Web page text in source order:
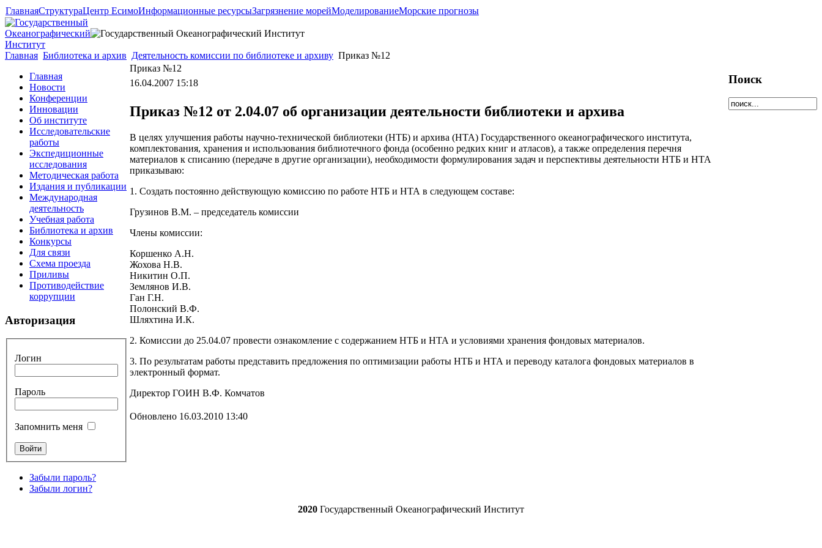
ГлавнаяСтруктураЦентр ЕсимоИнформационные ресурсыЗагрязнение морейМоделированиеМорские прогнозы
Главная Библиотека и архив Деятельность комиссии по библиотеке и архиву Приказ №12
Главная
Новости
Конференции
Инновации
Об институте
Исследовательские
работы
Экспедиционные
исследования
Методическая работа
Издания и публикации
Международная
деятельность
Учебная работа
Библиотека и архив
Конкурсы
Для связи
Схема проезда
Приливы
Противодействие
коррупции
Авторизация
Логин
Пароль
Запомнить меня
Забыли пароль?
Забыли логин?
Приказ №12
16.04.2007 15:18
Приказ №12 от 2.04.07 об организации деятельности библиотеки и архива
В целях улучшения работы научно-технической библиотеки (НТБ) и архива (НТА) Государственного океанографического института,
комплектования, хранения и использования библиотечного фонда (особенно редких книг и атласов), а также определения перечня
материалов к списанию (передаче в другие организации), необходимости формулирования задач и перспективы деятельности НТБ и НТА
приказываю:
1. Создать постоянно действующую комиссию по работе НТБ и НТА в следующем составе:
Грузинов В.М. – председатель комиссии
Члены комиссии:
Коршенко А.Н.
Жохова Н.В.
Никитин О.П.
Землянов И.В.
Ган Г.Н.
Полонский В.Ф.
Шляхтина И.К.
2. Комиссии до 25.04.07 провести ознакомление с содержанием НТБ и НТА и условиями хранения фондовых материалов.
3. По результатам работы представить предложения по оптимизации работы НТБ и НТА и переводу каталога фондовых материалов в
электронный формат.
Директор ГОИН В.Ф. Комчатов
Обновлено 16.03.2010 13:40
Поиск
2020 Государственный Океанографический Институт